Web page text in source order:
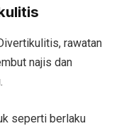
rawatan
najis dan
seperti berlaku